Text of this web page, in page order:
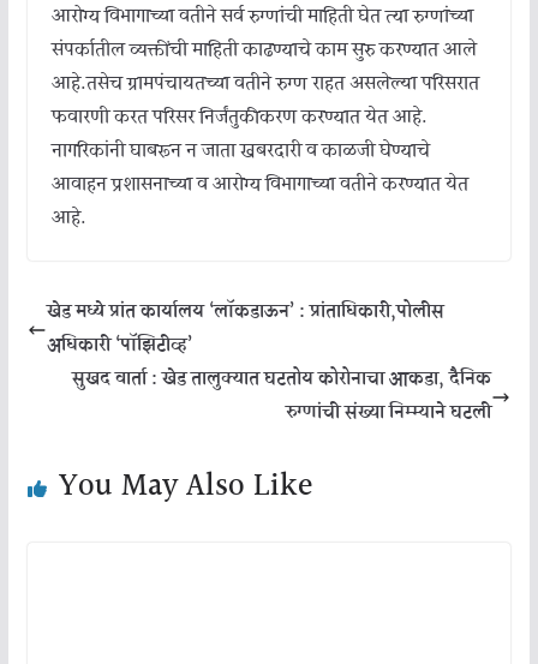
आरोग्य विभागाच्या वतीने सर्व रुग्णांची माहिती घेत त्या रुग्णांच्या
संपर्कातील व्यक्तींची माहिती काढण्याचे काम सुरु करण्यात आले
आहे.तसेच ग्रामपंचायतच्या वतीने रुग्ण राहत असलेल्या परिसरात
फवारणी करत परिसर निर्जंतुकीकरण करण्यात येत आहे.
नागरिकांनी घाबरून न जाता खबरदारी व काळजी घेण्याचे
आवाहन प्रशासनाच्या व आरोग्य विभागाच्या वतीने करण्यात येत
आहे.
खेड मध्ये प्रांत कार्यालय ‘लॉकडाऊन’ : प्रांताधिकारी,पोलीस
अधिकारी ‘पॉझिटीव्ह’
सुखद वार्ता : खेड तालुक्यात घटतोय कोरोनाचा आकडा, दैनिक
रुग्णांची संख्या निम्म्याने घटली
You May Also Like